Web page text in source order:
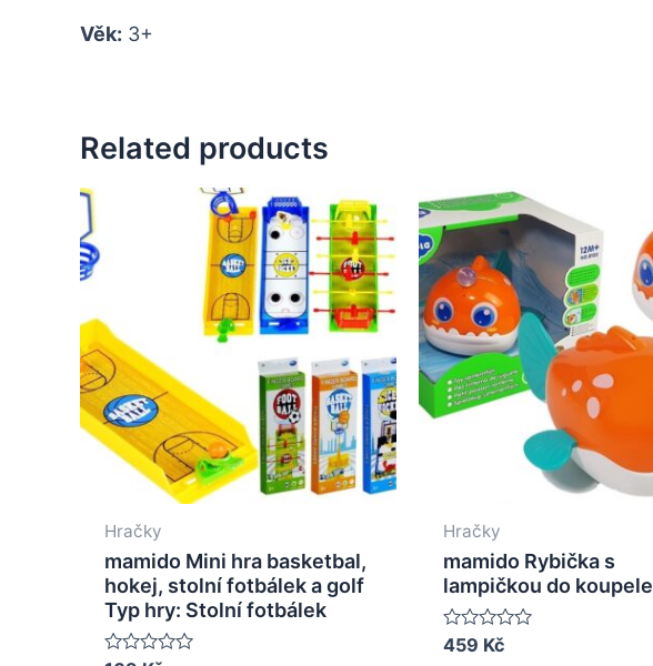
Věk: 3+
Related products
Hračky
mamido Mini hra basketbal,
hokej, stolní fotbálek a golf
Typ hry: Stolní fotbálek
Hračky
mamido Rybička s
lampičkou do koupele
Rated
459 Kč